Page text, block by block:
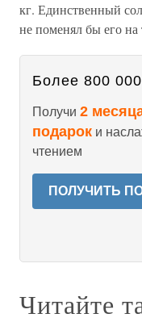
кг. Единственный
не поменял бы его
Более 800 000
Получи 2
подарок и
чтением
ПОЛУЧИТЬ
Читайте